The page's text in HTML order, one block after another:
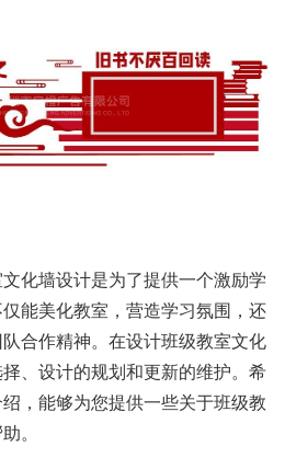
化墙设计是为了提供一个激励学
能美化教室，营造学习氛围，还
合作精神。在设计班级教室文化
、设计的规划和更新的维护。希
，能够为您提供一些关于班级教
。